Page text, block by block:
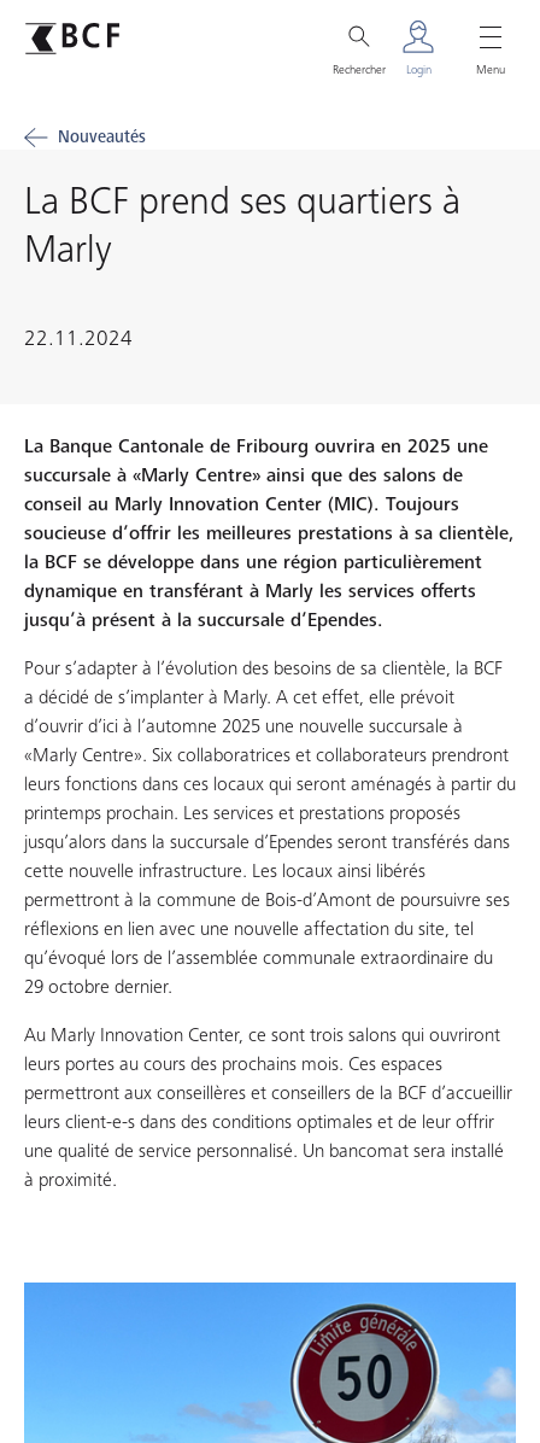
Rechercher Login Menu
Nouveautés
La BCF prend ses quartiers à
Marly
22.11.2024
La Banque Cantonale de Fribourg ouvrira en 2025 une
succursale à «Marly Centre» ainsi que des salons de
conseil au Marly Innovation Center (MIC). Toujours
soucieuse d’offrir les meilleures prestations à sa clientèle,
la BCF se développe dans une région particulièrement
dynamique en transférant à Marly les services offerts
jusqu’à présent à la succursale d’Ependes.
Pour s’adapter à l’évolution des besoins de sa clientèle, la BCF
a décidé de s’implanter à Marly. A cet effet, elle prévoit
d’ouvrir d’ici à l’automne 2025 une nouvelle succursale à
«Marly Centre». Six collaboratrices et collaborateurs prendront
leurs fonctions dans ces locaux qui seront aménagés à partir du
printemps prochain. Les services et prestations proposés
jusqu’alors dans la succursale d’Ependes seront transférés dans
cette nouvelle infrastructure. Les locaux ainsi libérés
permettront à la commune de Bois-d’Amont de poursuivre ses
réflexions en lien avec une nouvelle affectation du site, tel
qu’évoqué lors de l’assemblée communale extraordinaire du
29 octobre dernier.
Au Marly Innovation Center, ce sont trois salons qui ouvriront
leurs portes au cours des prochains mois. Ces espaces
permettront aux conseillères et conseillers de la BCF d’accueillir
leurs client-e-s dans des conditions optimales et de leur offrir
une qualité de service personnalisé. Un bancomat sera installé
à proximité.